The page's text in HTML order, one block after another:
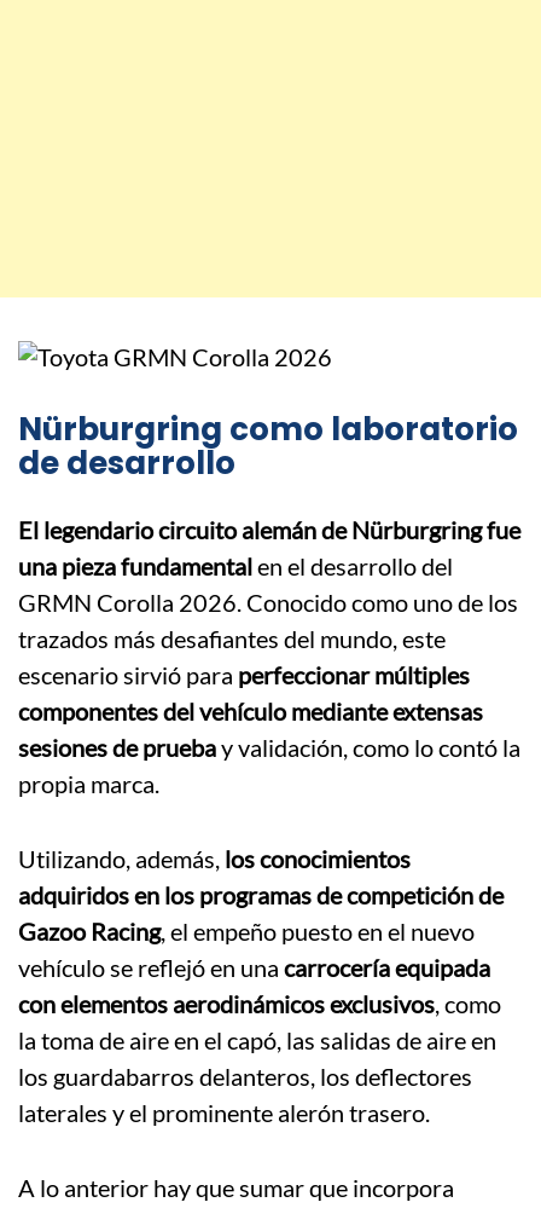
Nürburgring como laboratorio
de desarrollo
El legendario circuito alemán de Nürburgring fue
una pieza fundamentalen el desarrollo del
GRMN Corolla 2026. Conocido como uno de los
trazados más desafiantes del mundo, este
escenario sirvió para perfeccionar múltiples
componentes del vehículo mediante extensas
sesiones de pruebay validación, como lo contó la
propia marca.
Utilizando, además, los conocimientos
adquiridos en los programas de competición de
Gazoo Racing, el empeño puesto en el nuevo
vehículo se reflejó en una carrocería equipada
con elementos aerodinámicos exclusivos, como
la toma de aire en el capó, las salidas de aire en
los guardabarros delanteros, los deflectores
laterales y el prominente alerón trasero.
A lo anterior hay que sumar que incorpora